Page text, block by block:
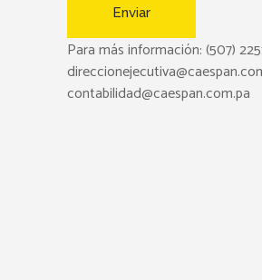
Para más información: (507)
contabilidad@caespan.com.pa